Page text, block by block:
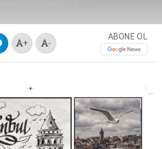
+ -
ABONE OL